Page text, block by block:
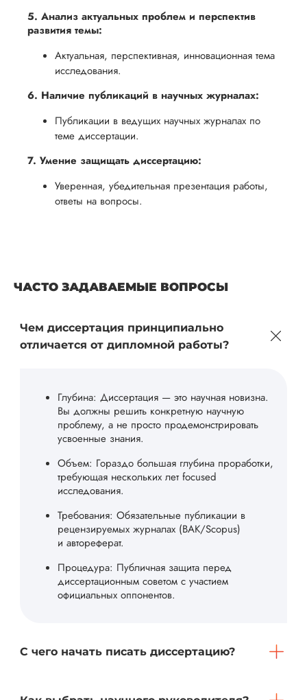
5. Анализ актуальных проблем и перспектив
развития темы:
Актуальная, перспективная, инновационная тема
исследования.
6. Наличие публикаций в научных журналах:
Публикации в ведущих научных журналах по
теме диссертации.
7. Умение защищать диссертацию:
Уверенная, убедительная презентация работы,
ответы на вопросы.
ЧАСТО ЗАДАВАЕМЫЕ ВОПРОСЫ
Чем диссертация принципиально
отличается от дипломной работы?
Глубина: Диссертация — это научная новизна.
Вы должны решить конкретную научную
проблему, а не просто продемонстрировать
усвоенные знания.
Объем: Гораздо большая глубина проработки,
требующая нескольких лет focused
исследования.
Требования: Обязательные публикации в
рецензируемых журналах (ВАК/Scopus)
и автореферат.
Процедура: Публичная защита перед
диссертационным советом с участием
официальных оппонентов.
С чего начать писать диссертацию?